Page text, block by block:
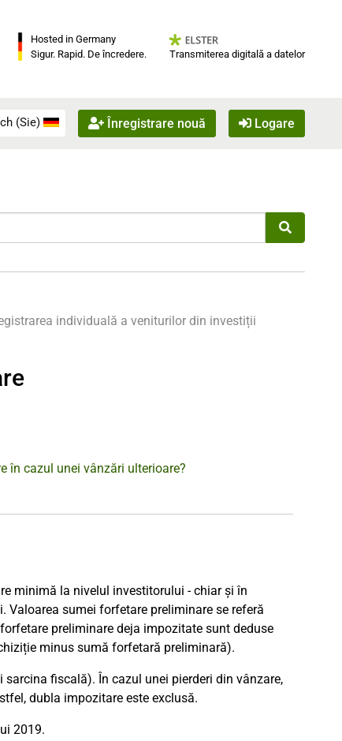
Hosted in Germany
Sigur. Rapid. De încredere.
Transmiterea digitală a datelor
(Sie) Înregistrare nouă Logare
individuală a veniturilor din investiții
în cazul unei vânzări ulterioare?
minimă la nivelul investitorului - chiar și în
sumei forfetare preliminare se referă
preliminare deja impozitate sunt deduse
minus sumă forfetară preliminară).
fiscală). În cazul unei pierderi din vânzare,
dubla impozitare este exclusă.
2019.